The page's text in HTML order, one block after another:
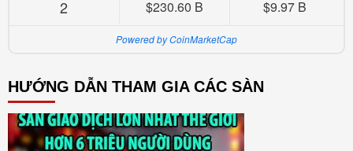
2 $230.60 B $9.97 B
Powered by CoinMarketCap
HƯỚNG DẪN THAM GIA CÁC SÀN